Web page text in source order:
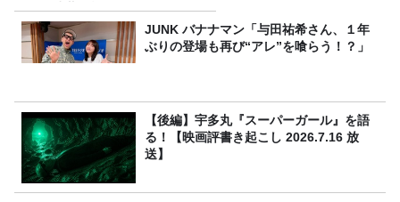
攻の遠藤里桜さん！
JUNK バナナマン「与田祐希さん、１年
ぶりの登場も再び“アレ”を喰らう！？」
【後編】宇多丸『スーパーガール』を語
る！【映画評書き起こし 2026.7.16 放
送】